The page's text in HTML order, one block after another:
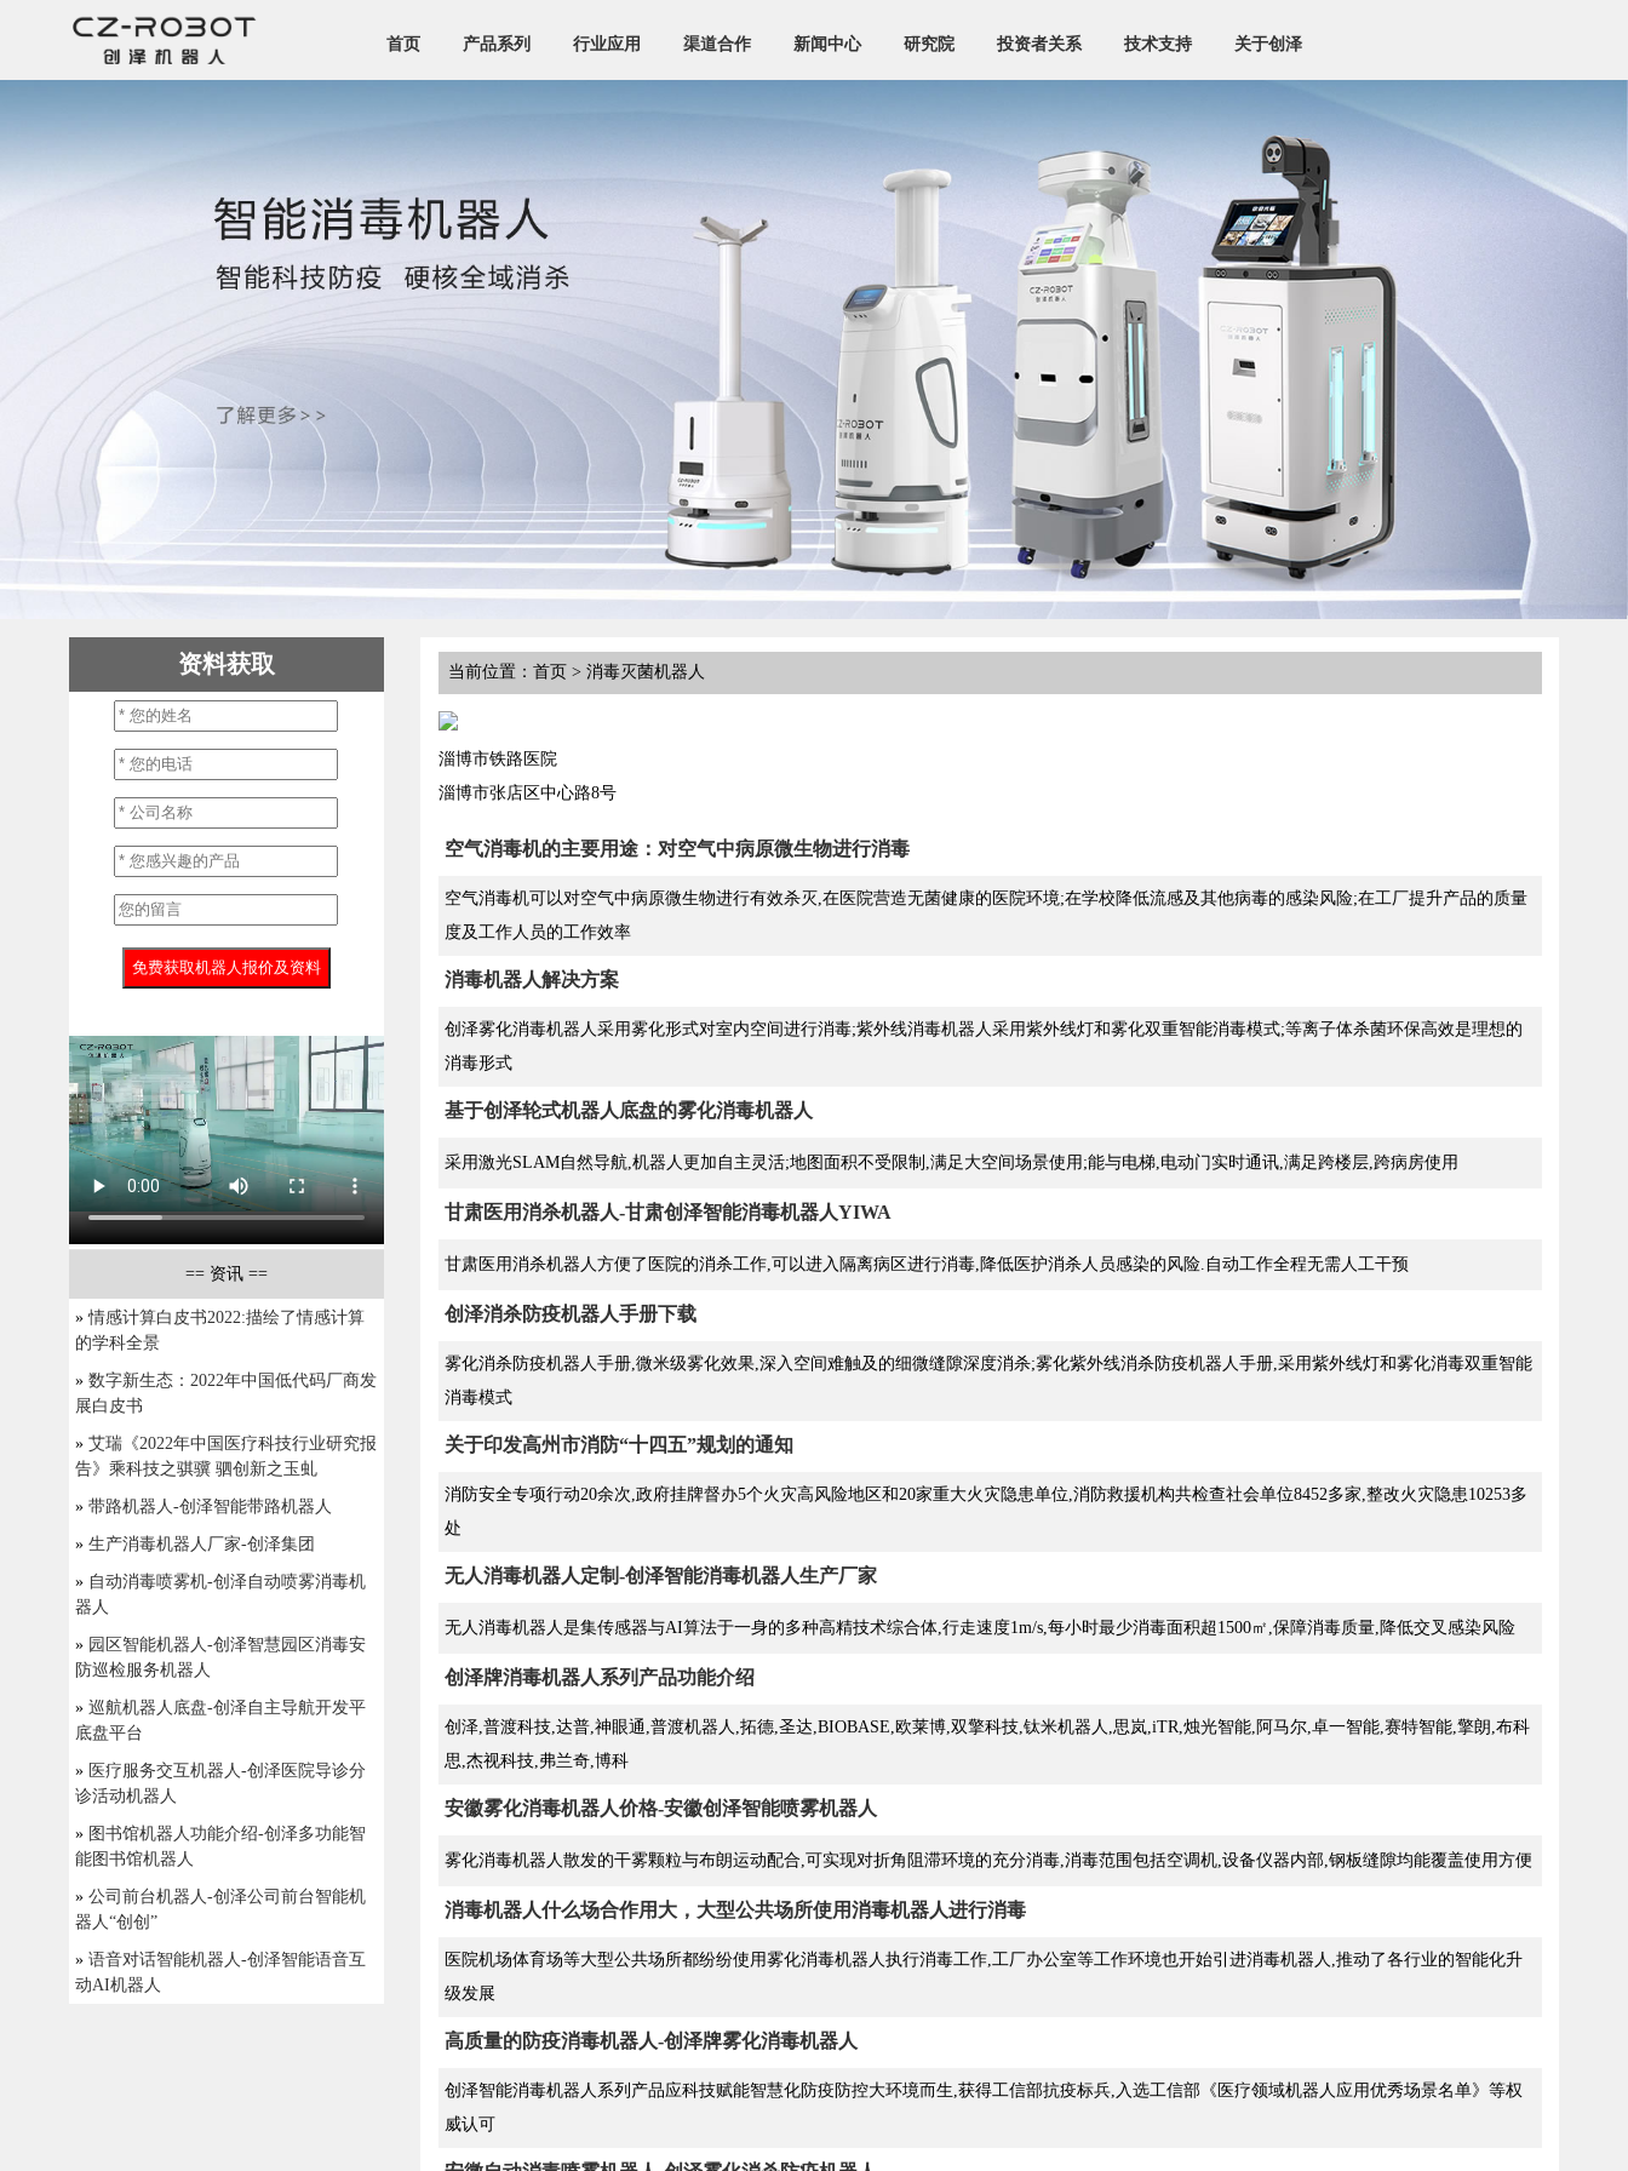
首页 产品系列 行业应用 渠道合作 新闻中心 研究院 投资者关系 技术支持 关于创泽
当前位置：首页 > 消毒灭菌机器人
淄博市铁路医院
淄博市张店区中心路8号
空气消毒机的主要用途：对空气中病原微生物进行消毒
空气消毒机可以对空气中病原微生物进行有效杀灭,在医院营造无菌健康的医院环境;在学校降低流感及其他病毒的感染风险;在工厂提升产品的质量
度及工作人员的工作效率
消毒机器人解决方案
创泽雾化消毒机器人采用雾化形式对室内空间进行消毒;紫外线消毒机器人采用紫外线灯和雾化双重智能消毒模式;等离子体杀菌环保高效是理想的
消毒形式
基于创泽轮式机器人底盘的雾化消毒机器人
采用激光SLAM自然导航,机器人更加自主灵活;地图面积不受限制,满足大空间场景使用;能与电梯,电动门实时通讯,满足跨楼层,跨病房使用
甘肃医用消杀机器人-甘肃创泽智能消毒机器人YIWA
甘肃医用消杀机器人方便了医院的消杀工作,可以进入隔离病区进行消毒,降低医护消杀人员感染的风险.自动工作全程无需人工干预
创泽消杀防疫机器人手册下载
雾化消杀防疫机器人手册,微米级雾化效果,深入空间难触及的细微缝隙深度消杀;雾化紫外线消杀防疫机器人手册,采用紫外线灯和雾化消毒双重智能
消毒模式
关于印发高州市消防“十四五”规划的通知
消防安全专项行动20余次,政府挂牌督办5个火灾高风险地区和20家重大火灾隐患单位,消防救援机构共检查社会单位8452多家,整改火灾隐患10253多
处
无人消毒机器人定制-创泽智能消毒机器人生产厂家
无人消毒机器人是集传感器与AI算法于一身的多种高精技术综合体,行走速度1m/s,每小时最少消毒面积超1500㎡,保障消毒质量,降低交叉感染风险
创泽牌消毒机器人系列产品功能介绍
创泽,普渡科技,达普,神眼通,普渡机器人,拓德,圣达,BIOBASE,欧莱博,双擎科技,钛米机器人,思岚,iTR,烛光智能,阿马尔,卓一智能,赛特智能,擎朗,布科
思,杰视科技,弗兰奇,博科
安徽雾化消毒机器人价格-安徽创泽智能喷雾机器人
雾化消毒机器人散发的干雾颗粒与布朗运动配合,可实现对折角阻滞环境的充分消毒,消毒范围包括空调机,设备仪器内部,钢板缝隙均能覆盖使用方便
消毒机器人什么场合作用大，大型公共场所使用消毒机器人进行消毒
医院机场体育场等大型公共场所都纷纷使用雾化消毒机器人执行消毒工作,工厂办公室等工作环境也开始引进消毒机器人,推动了各行业的智能化升
级发展
高质量的防疫消毒机器人-创泽牌雾化消毒机器人
创泽智能消毒机器人系列产品应科技赋能智慧化防疫防控大环境而生,获得工信部抗疫标兵,入选工信部《医疗领域机器人应用优秀场景名单》等权
威认可
资料获取
== 资讯 ==
»情感计算白皮书2022:描绘了情感计算
的学科全景
» 数字新生态：2022年中国低代码厂商发
展白皮书
» 艾瑞《2022年中国医疗科技行业研究报
告》乘科技之骐骥 驷创新之玉虬
» 带路机器人-创泽智能带路机器人
» 生产消毒机器人厂家-创泽集团
» 自动消毒喷雾机-创泽自动喷雾消毒机
器人
» 园区智能机器人-创泽智慧园区消毒安
防巡检服务机器人
» 巡航机器人底盘-创泽自主导航开发平
底盘平台
» 医疗服务交互机器人-创泽医院导诊分
诊活动机器人
» 图书馆机器人功能介绍-创泽多功能智
能图书馆机器人
» 公司前台机器人-创泽公司前台智能机
器人“创创”
» 语音对话智能机器人-创泽智能语音互
动AI机器人